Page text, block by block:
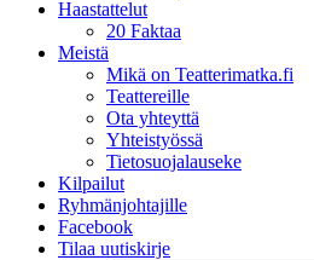
Haastattelut
20 Faktaa
Meistä
Mikä on Teatterimatka.fi
Teattereille
Ota yhteyttä
Yhteistyössä
Tietosuojalauseke
Kilpailut
Ryhmänjohtajille
Facebook
Tilaa uutiskirje